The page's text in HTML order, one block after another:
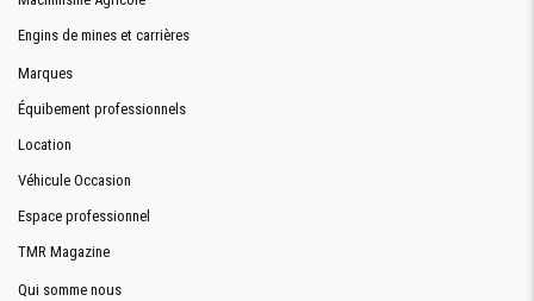
Engins de mines et carrières
Marques
Équibement professionnels
Location
Véhicule Occasion
Espace professionnel
TMR Magazine
Qui somme nous